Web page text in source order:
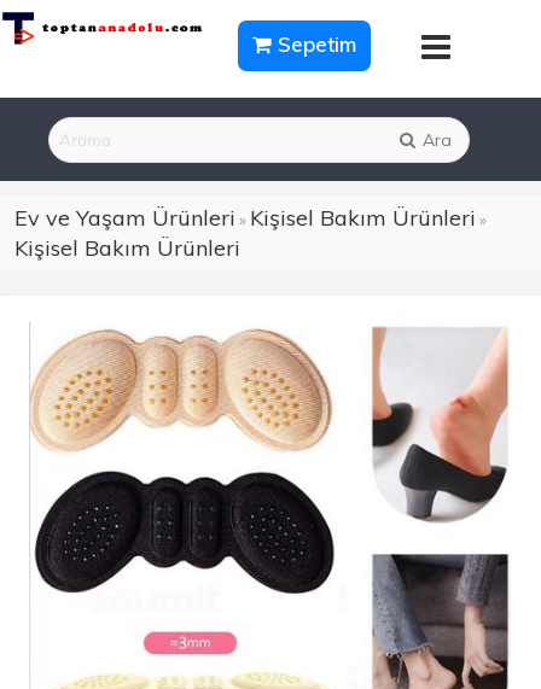
Sepetim
Ara
Ev ve Yaşam Ürünleri » Kişisel Bakım Ürünleri »
Kişisel Bakım Ürünleri